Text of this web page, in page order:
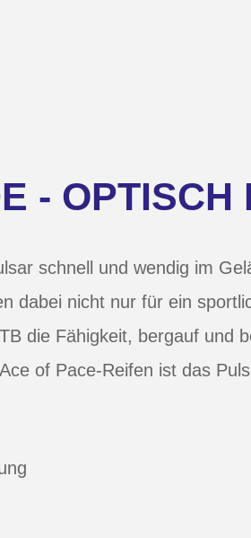
- OPTISCH
schnell und wendig im
dabei nicht nur für ein
die Fähigkeit, bergauf und
of Pace-Reifen ist das